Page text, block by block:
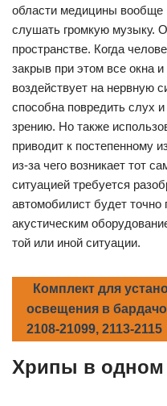
области медицины вообще
слушать громкую музыку.
пространстве. Когда
закрыв при этом все окна и
воздействует на нервную
способна повредить слух
зрению. Но также
приводит к постепенному
из-за чего возникает тот
ситуацией требуется
автомобилист будет точно
акустическим
той или иной ситуации.
Комплект для
освещения в
2108-21099, 2113-2115
Хрипы в одном